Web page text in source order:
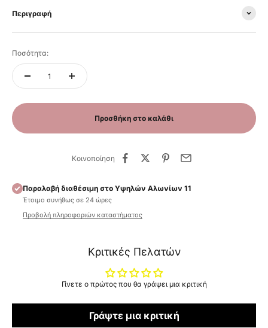
Περιγραφή
Ποσότητα:
Προσθήκη στο καλάθι
Κοινοποίηση
Παραλαβή διαθέσιμη στο Υψηλών Αλωνίων 11
Έτοιμο συνήθως σε 24 ώρες
Προβολή πληροφοριών καταστήματος
Κριτικές Πελατών
Γίνετε ο πρώτος που θα γράψει μια κριτική
Γράψτε μια κριτική